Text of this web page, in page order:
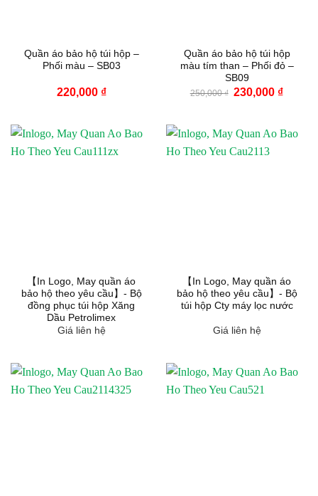
Quần áo bảo hộ túi hộp –
Phối màu – SB03
220,000 ₫
Quần áo bảo hộ túi hộp
màu tím than – Phối đỏ –
SB09
250,000₫ Giá
gốc
230,000 ₫Giá
【In Logo, May quần áo
bảo hộ theo yêu cầu】- Bộ
đồng phục túi hộp Xăng
Dầu Petrolimex
Giá liên hệ
【In Logo, May quần áo
bảo hộ theo yêu cầu】- Bộ
túi hộp Cty máy lọc nước
Giá liên hệ